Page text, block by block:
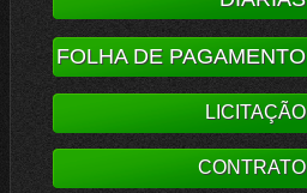
FOLHA DE PAGAMENTO
LICITAÇÃO
CONTRATO